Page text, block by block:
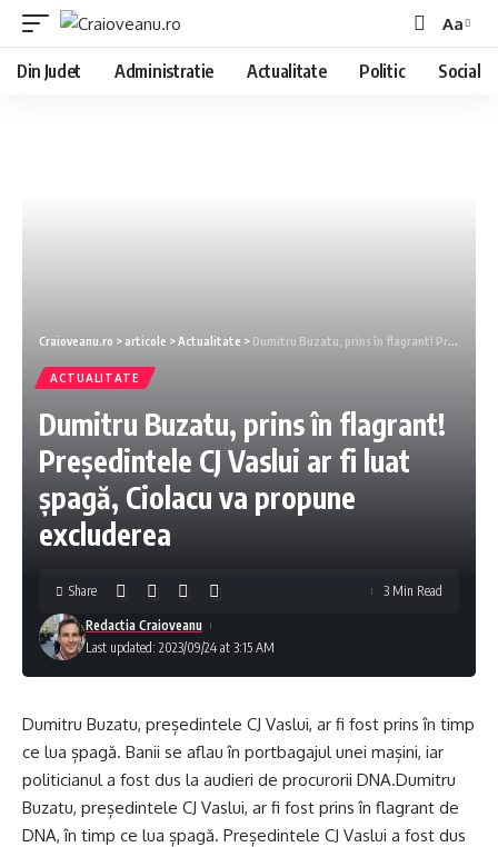
Aa
Din Judet Administratie Actualitate Politic Social
Craioveanu.ro > articole >Actualitate > Dumitru Buzatu, prins în flagrant! Președintele CJ Vaslui ar fi luat șpagă, Ciolacu va propune excluderea
ACTUALITATE
Dumitru Buzatu, prins în flagrant!
Președintele CJ Vaslui ar fi luat
șpagă, Ciolacu va propune
excluderea
Last updated: 2023/09/24 at 3:15 AM
Redactia Craioveanu
Share 3 Min Read
Dumitru Buzatu, președintele CJ Vaslui, ar fi fost prins în timp
ce lua șpagă. Banii se aflau în portbagajul unei mașini, iar
politicianul a fost dus la audieri de procurorii DNA.Dumitru
Buzatu, președintele CJ Vaslui, ar fi fost prins în flagrant de
DNA, în timp ce lua șpagă. Președintele CJ Vaslui a fost dus